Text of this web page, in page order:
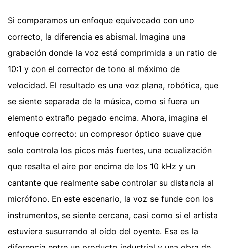
Si comparamos un enfoque equivocado con uno
correcto, la diferencia es abismal. Imagina una
grabación donde la voz está comprimida a un ratio de
10:1 y con el corrector de tono al máximo de
velocidad. El resultado es una voz plana, robótica, que
se siente separada de la música, como si fuera un
elemento extraño pegado encima. Ahora, imagina el
enfoque correcto: un compresor óptico suave que
solo controla los picos más fuertes, una ecualización
que resalta el aire por encima de los 10 kHz y un
cantante que realmente sabe controlar su distancia al
micrófono. En este escenario, la voz se funde con los
instrumentos, se siente cercana, casi como si el artista
estuviera susurrando al oído del oyente. Esa es la